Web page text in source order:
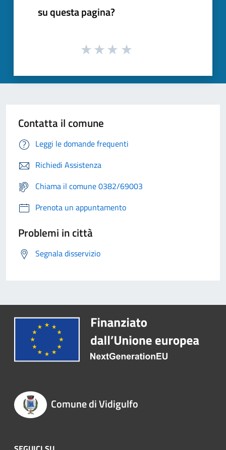
su questa pagina?
Contatta il comune
Leggi le domande frequenti
Richiedi Assistenza
Chiama il comune 0382/69003
Prenota un appuntamento
Problemi in città
Segnala disservizio
Comune di Vidigulfo